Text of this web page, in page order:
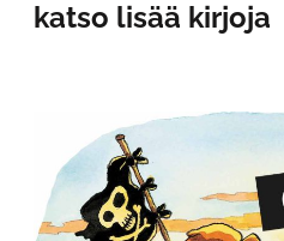
katso lisää kirjoja